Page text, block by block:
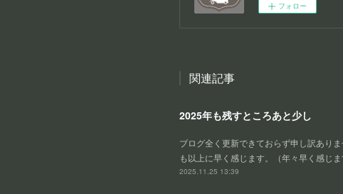
フォロー
関連記事
2025年も残すところあと少し
ブログ全く更新できておらず申し訳あり
も以上に早く感じます。（年々早く感じ
2025.11.25 13:39